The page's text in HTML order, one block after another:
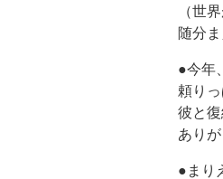
（世
随分
●今年
頼り
彼と
あり
●まり